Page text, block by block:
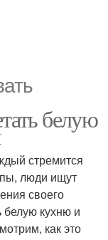
белую
стремится
люди ищут
своего
белую кухню и
как это